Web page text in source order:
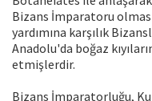
Bizans İmparatoru
yardımına karşılık
Anadolu'da boğaz
etmişlerdir.
Bizans İmparatorluğu,